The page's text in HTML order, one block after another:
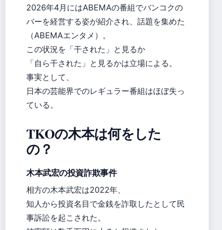
2026年4月にはABEMAの番組でバンコクの
バーを経営する姿が紹介され、話題を集めた
（ABEMAエンタメ）。
この状況を「干された」と見るか
「自ら干された」と見るかは立場による。
事実として、
日本の芸能界でのレギュラー番組はほぼ失っ
ている。
TKOの木本は何をした
の？
木本武宏の投資詐欺事件
相方の木本武宏は2022年、
知人から投資名目で金銭を詐取したとして民
事訴訟を起こされた。